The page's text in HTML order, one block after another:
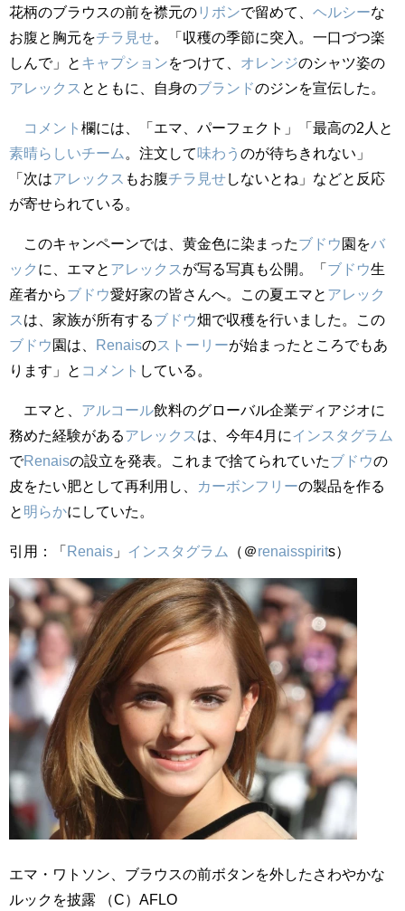
花柄のブラウスの前を襟元のリボンで留めて、 ヘルシーな
お腹と胸元をチラ見せ 。「収穫の季節に突入。一口づつ楽
しんで」と キャプションをつけて、 オレンジのシャツ姿の
アレックス とともに、自身のブランドのジンを宣伝した。
コメント 欄には、「エマ、パーフェクト」「最高の2人と
素晴らしいチーム 。注文して 味わう のが待ちきれない」
「次はアレックス もお腹チラ見せしないとね」などと反応
が寄せられている。
このキャンペーンでは、黄金色に染まったブドウ 園をバ
ック に、エマと アレックス が写る写真も公開。「 ブドウ生
産者からブドウ愛好家の皆さんへ。この夏エマと アレック
ス は、家族が所有するブドウ畑で収穫を行いました。この
ブドウ 園は、 Renaisのストーリーが始まったところでもあ
ります」と コメント している。
エマと、 アルコール飲料のグローバル企業ディアジオに
務めた経験があるアレックス は、今年4月にインスタグラム
でRenaisの設立を発表。これまで捨てられていたブドウの
皮をたい肥として再利用し、
カーボンフリーの製品を作る
と 明らかにしていた。
引用：「 Renais 」 インスタグラム （＠renaisspirits）
エマ・ワトソン、ブラウスの前ボタンを外したさわやかな
ルックを披露 （C）AFLO